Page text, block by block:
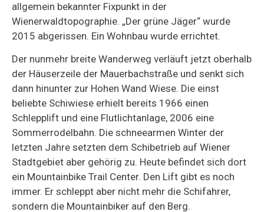
allgemein bekannter Fixpunkt in der
Wienerwaldtopographie. „Der grüne Jäger“ wurde
2015 abgerissen. Ein Wohnbau wurde errichtet.
Der nunmehr breite Wanderweg verläuft jetzt oberhalb
der Häuserzeile der Mauerbachstraße und senkt sich
dann hinunter zur Hohen Wand Wiese. Die einst
beliebte Schiwiese erhielt bereits 1966 einen
Schlepplift und eine Flutlichtanlage, 2006 eine
Sommerrodelbahn. Die schneearmen Winter der
letzten Jahre setzten dem Schibetrieb auf Wiener
Stadtgebiet aber gehörig zu. Heute befindet sich dort
ein Mountainbike Trail Center. Den Lift gibt es noch
immer. Er schleppt aber nicht mehr die Schifahrer,
sondern die Mountainbiker auf den Berg.